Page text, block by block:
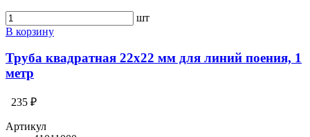
шт
В корзину
Труба квадратная 22х22 мм для линий поения, 1
метр
235 ₽
Артикул